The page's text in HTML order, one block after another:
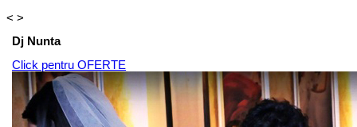
< >
Dj Nunta
Click pentru OFERTE